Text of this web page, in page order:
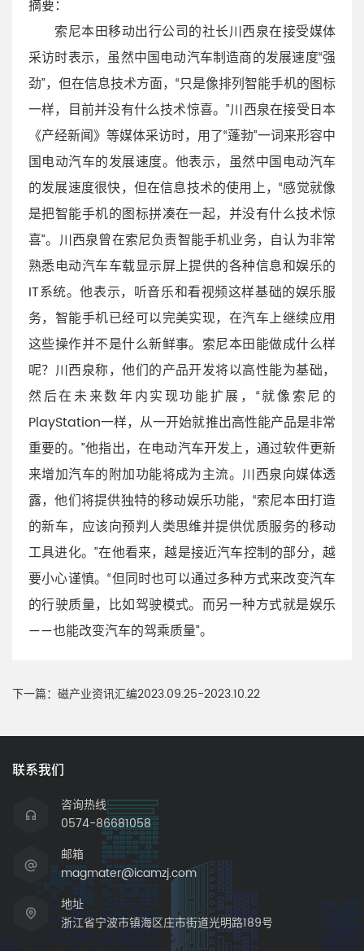
摘要：
索尼本田移动出行公司的社长川西泉在接受媒体
采访时表示，虽然中国电动汽车制造商的发展速度“强
劲”，但在信息技术方面，“只是像排列智能手机的图标
一样，目前并没有什么技术惊喜。”川西泉在接受日本
《产经新闻》等媒体采访时，用了“蓬勃”一词来形容中
国电动汽车的发展速度。他表示，虽然中国电动汽车
的发展速度很快，但在信息技术的使用上，“感觉就像
是把智能手机的图标拼凑在一起，并没有什么技术惊
喜”。川西泉曾在索尼负责智能手机业务，自认为非常
熟悉电动汽车车载显示屏上提供的各种信息和娱乐的
IT系统。他表示，听音乐和看视频这样基础的娱乐服
务，智能手机已经可以完美实现，在汽车上继续应用
这些操作并不是什么新鲜事。索尼本田能做成什么样
呢？川西泉称，他们的产品开发将以高性能为基础，
然后在未来数年内实现功能扩展，“就像索尼的
PlayStation一样，从一开始就推出高性能产品是非常
重要的。”他指出，在电动汽车开发上，通过软件更新
来增加汽车的附加功能将成为主流。川西泉向媒体透
露，他们将提供独特的移动娱乐功能，“索尼本田打造
的新车，应该向预判人类思维并提供优质服务的移动
工具进化。”在他看来，越是接近汽车控制的部分，越
要小心谨慎。“但同时也可以通过多种方式来改变汽车
的行驶质量，比如驾驶模式。而另一种方式就是娱乐
——也能改变汽车的驾乘质量”。
下一篇： 磁产业资讯汇编2023.09.25-2023.10.22
联系我们
咨询热线
0574-86681058
邮箱
magmater@icamzj.com
地址
浙江省宁波市镇海区庄市街道光明路189号